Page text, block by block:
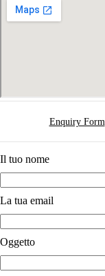
Enquiry Form
Il tuo nome
La tua email
Oggetto